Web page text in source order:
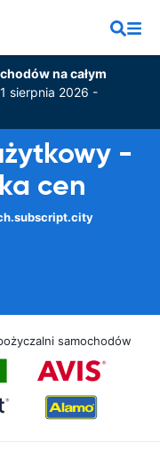
na całym
sierpnia 2026 -
-
cen
samochodów